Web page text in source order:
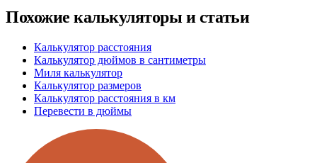
Похожие калькуляторы и статьи
Калькулятор расстояния
Калькулятор дюймов в сантиметры
Миля калькулятор
Калькулятор размеров
Калькулятор расстояния в км
Перевести в дюймы